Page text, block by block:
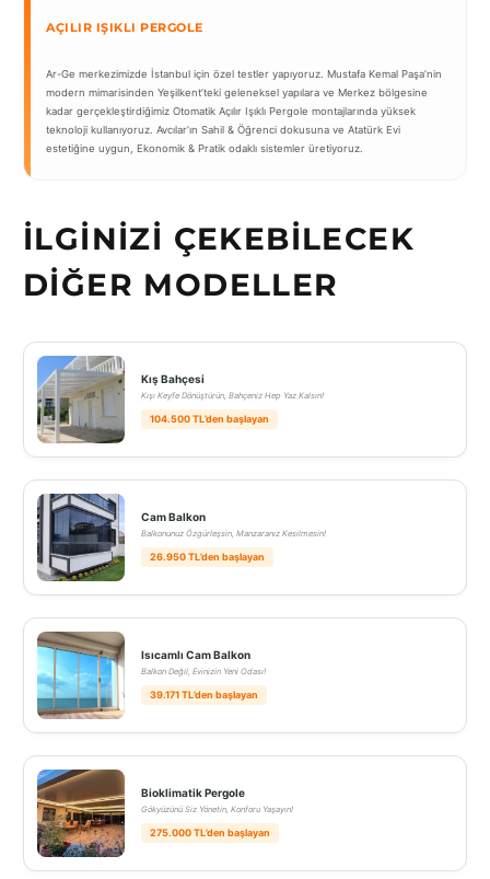
AÇILIR IŞIKLI PERGOLE
Ar-Ge merkezimizde İstanbul için özel testler yapıyoruz. Mustafa Kemal Paşa’nin
modern mimarisinden Yeşilkent’teki geleneksel yapılara ve Merkez bölgesine
kadar gerçekleştirdiğimiz Otomatik Açılır Işıklı Pergole montajlarında yüksek
teknoloji kullanıyoruz. Avcılar’ın Sahil & Öğrenci dokusuna ve Atatürk Evi
estetiğine uygun, Ekonomik & Pratik odaklı sistemler üretiyoruz.
İLGINIZI ÇEKEBILECEK
DIĞER MODELLER
Kış Bahçesi
Kışı Keyfe Dönüştürün, Bahçeniz Hep Yaz Kalsın!
104.500 TL’den başlayan
Cam Balkon
Balkonunuz Özgürleşsin, Manzaranız Kesilmesin!
26.950 TL’den başlayan
Isıcamlı Cam Balkon
Balkon Değil, Evinizin Yeni Odası!
39.171 TL’den başlayan
Bioklimatik Pergole
Gökyüzünü Siz Yönetin, Konforu Yaşayın!
275.000 TL’den başlayan